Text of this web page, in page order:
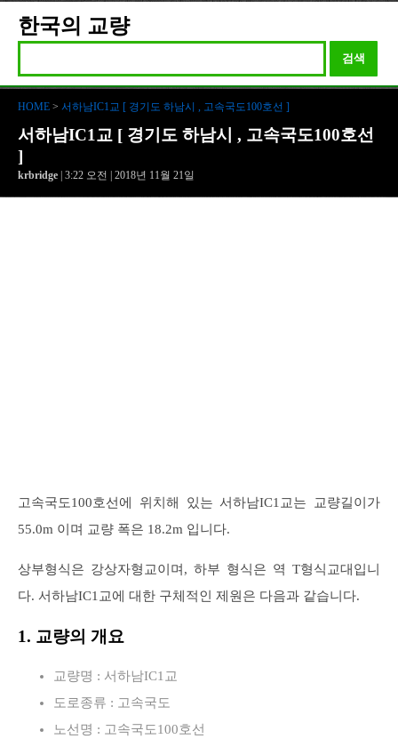
한국의 교량
검색
HOME > 서하남IC1교 [ 경기도 하남시 , 고속국도100호선 ]
서하남IC1교 [ 경기도 하남시 , 고속국도100호선
]
krbridge | 3:22 오전 | 2018년 11월 21일
고속국도100호선에 위치해 있는 서하남IC1교는 교량길이가
55.0m 이며 교량 폭은 18.2m 입니다.
상부형식은 강상자형교이며, 하부 형식은 역 T형식교대입니
다. 서하남IC1교에 대한 구체적인 제원은 다음과 같습니다.
1. 교량의 개요
교량명 : 서하남IC1교
도로종류 : 고속국도
노선명 : 고속국도100호선